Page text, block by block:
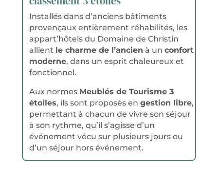
Installés dans d’anciens bâtiments
provençaux entièrement réhabilités, les
appart’hôtels du Domaine de Christin
allient le charme de l’ancien à un confort
moderne, dans un esprit chaleureux et
fonctionnel.
Aux normes Meublés de Tourisme 3
étoiles, ils sont proposés en gestion libre,
permettant à chacun de vivre son séjour
à son rythme, qu’il s’agisse d’un
événement vécu sur plusieurs jours ou
d’un séjour hors événement.